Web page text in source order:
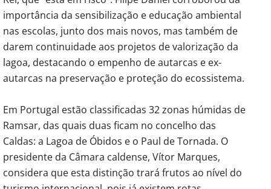
importância da sensibilização e educação ambiental
nas escolas, junto dos mais novos, mas também de
darem continuidade aos projetos de valorização da
lagoa, destacando o empenho de autarcas e ex-
autarcas na preservação e proteção do ecossistema.
Em Portugal estão classificadas 32 zonas húmidas de
Ramsar, das quais duas ficam no concelho das
Caldas: a Lagoa de Óbidos e o Paul de Tornada. O
presidente da Câmara caldense, Vítor Marques,
considera que esta distinção trará frutos ao nível do